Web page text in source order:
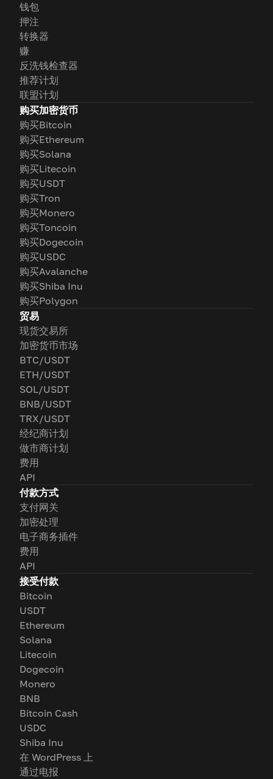
钱包
押注
转换器
赚
反洗钱检查器
推荐计划
联盟计划
购买加密货币
购买Bitcoin
购买Ethereum
购买Solana
购买Litecoin
购买USDT
购买Tron
购买Monero
购买Toncoin
购买Dogecoin
购买USDC
购买Avalanche
购买Shiba Inu
购买Polygon
贸易
现货交易所
加密货币市场
BTC/USDT
ETH/USDT
SOL/USDT
BNB/USDT
TRX/USDT
经纪商计划
做市商计划
费用
API
付款方式
支付网关
加密处理
电子商务插件
费用
API
接受付款
Bitcoin
USDT
Ethereum
Solana
Litecoin
Dogecoin
Monero
BNB
Bitcoin Cash
USDC
Shiba Inu
在 WordPress 上
通过电报